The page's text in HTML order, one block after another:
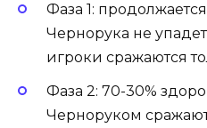
Фаза 1:
Чернорука не
игроки сражаются
Фаза 2: 70-30%
Черноруком